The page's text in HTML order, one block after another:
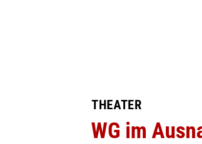
THEATER
WG im